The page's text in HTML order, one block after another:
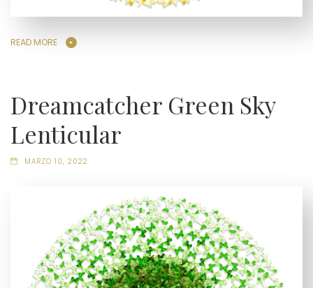
READ MORE
Dreamcatcher Green Sky
Lenticular
MARZO 10, 2022